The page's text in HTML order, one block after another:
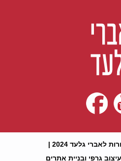
לאברי גלעד 2024 |
גרפי ובניית אתרים